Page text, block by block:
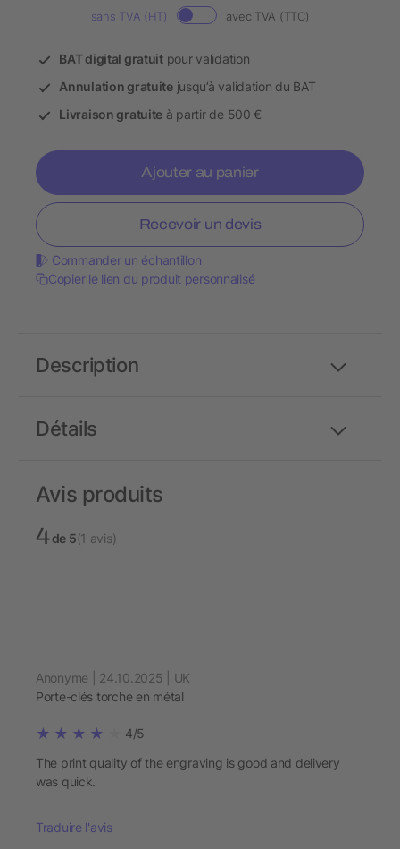
sans TVA (HT) avec TVA (TTC)
BAT digital gratuitpour validation
Annulation gratuitejusqu’à validation du BAT
Livraison gratuite à partir de 500 €
Ajouter au panier
Recevoir un devis
Commander un échantillon
Copier le lien du produit personnalisé
Détails
Description
Avis produits
4de 5(1 avis)
Anonyme | 24.10.2025 | UK
Porte-clés torche en métal
4/5
The print quality of the engraving is good and delivery
was quick.
Traduire l'avis